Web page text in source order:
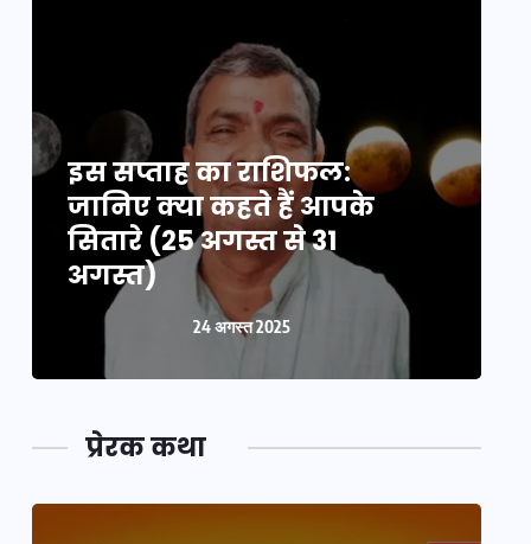
इस सप्ताह का राशिफल:
जानिए क्या कहते हैं आपके
सितारे (25 अगस्त से 31
अगस्त)
24 अगस्त 2025
प्रेरक कथा